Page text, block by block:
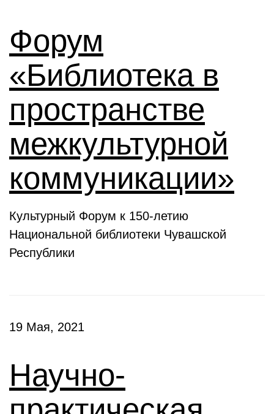
Форум
«Библиотека в
пространстве
межкультурной
коммуникации»
Культурный Форум к 150-летию
Национальной библиотеки Чувашской
Республики
19 Мая, 2021
Научно-